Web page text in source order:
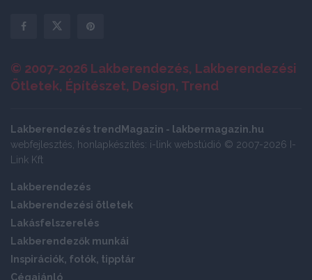
© 2007-2026 Lakberendezés, Lakberendezési
Ötletek, Építészet, Design, Trend
Lakberendezés trendMagazin - lakbermagazin.hu
webfejlesztés, honlapkészítés: i-link webstúdió © 2007-2026 I-
Link Kft
Lakberendezés
Lakberendezési ötletek
Lakásfelszerelés
Lakberendezők munkái
Inspirációk, fotók, tipptár
Cégajánló